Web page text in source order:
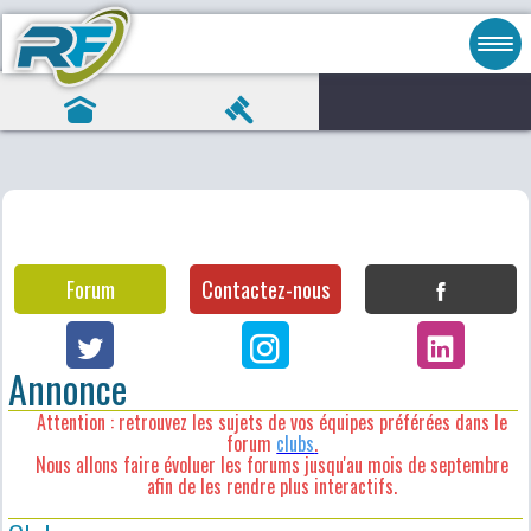
Forum Contactez-nous
Annonce
Attention : retrouvez les sujets de vos équipes préférées dans le
forum clubs.
Nous allons faire évoluer les forums jusqu'au mois de septembre
afin de les rendre plus interactifs.